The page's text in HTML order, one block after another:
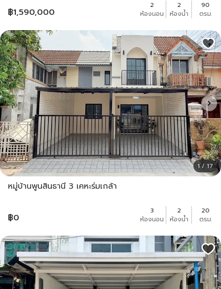
฿1,590,000
2
ห้องนอน
2
ห้องน้ำ
90
ตรม.
1 / 17
หมู่บ้านพูนสินธานี 3 เคหะร่มเกล้า
฿0
3
ห้องนอน
2
ห้องน้ำ
20
ตรม.